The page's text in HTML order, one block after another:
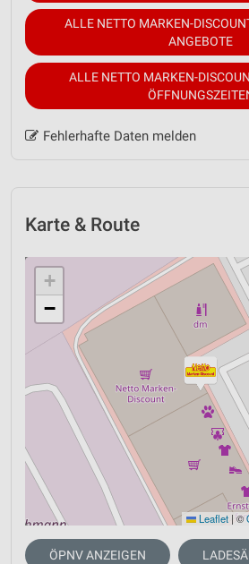
ALLE NETTO MARKEN-
ANGEBOTE
ALLE NETTO MARKEN-
Fehlerhafte Daten melden
Karte & Route
+
−
Leaflet |©
ÖPNV ANZEIGEN